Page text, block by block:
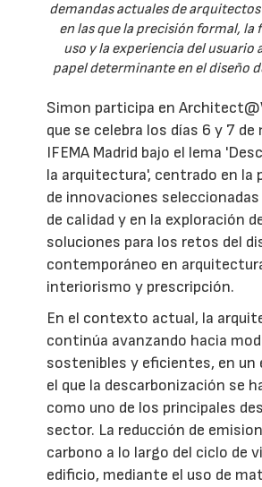
demandas actuales de
en las que la precisión formal, la
uso y la experiencia del usuario
papel determinante en el diseño
Simon participa en
que se celebra los días 6 y 7 de
IFEMA Madrid bajo el lema
la arquitectura', centrado en la
de innovaciones
de calidad y en la exploración
soluciones para los retos del
contemporáneo en
interiorismo y prescripción.
En el contexto actual, la
continúa avanzando hacia
sostenibles y eficientes, en un
el que la descarbonización se
como uno de los principales
sector. La reducción de
carbono a lo largo del ciclo de
edificio, mediante el uso de